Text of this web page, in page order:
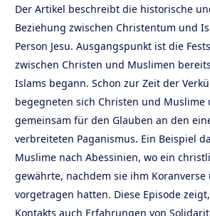
Der Artikel beschreibt die historische
Beziehung zwischen Christentum und
Person Jesu. Ausgangspunkt ist die
zwischen Christen und Muslimen
Islams begann. Schon zur Zeit der
begegneten sich Christen und Muslime
gemeinsam für den Glauben an den
verbreiteten Paganismus. Ein Beispiel
Muslime nach Abessinien, wo ein
gewährte, nachdem sie ihm Koranverse
vorgetragen hatten. Diese Episode
Kontakts auch Erfahrungen von